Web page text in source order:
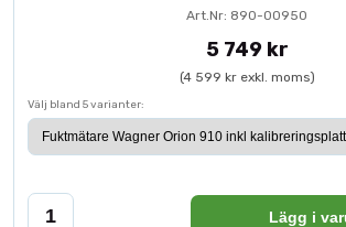
Art.Nr: 890-00950
5 749 kr
(4 599 kr exkl. moms)
Välj bland 5 varianter:
Lägg i